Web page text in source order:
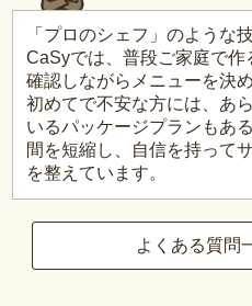
「プロのシェフ」のような
CaSyでは、普段ご家庭で
確認しながらメニューを決
初めてで不安な方には、あ
いるパッケージプランもあ
間を短縮し、自信を持って
を整えています。
よくある質問